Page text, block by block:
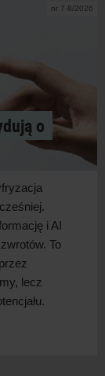
nr 7-8/2026
o
i AI
To
lecz